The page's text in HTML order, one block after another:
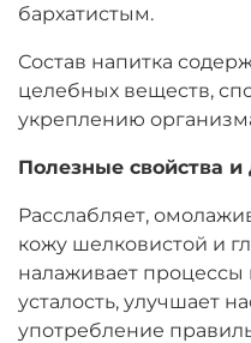
бархатистым.
Состав напитка
целебных веществ,
укреплению
Полезные свойства и
Расслабляет,
кожу шелковистой и
налаживает
усталость, улучшает
употребление